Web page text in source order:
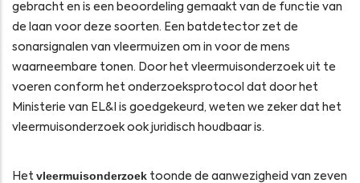
gebracht en is een beoordeling gemaakt van de functie van
de laan voor deze soorten. Een batdetector zet de
sonarsignalen van vleermuizen om in voor de mens
waarneembare tonen. Door het vleermuisonderzoek uit te
voeren conform het onderzoeksprotocol dat door het
Ministerie van EL&I is goedgekeurd, weten we zeker dat het
vleermuisonderzoek ook juridisch houdbaar is.
Het vleermuisonderzoek toonde de aanwezigheid van zeven